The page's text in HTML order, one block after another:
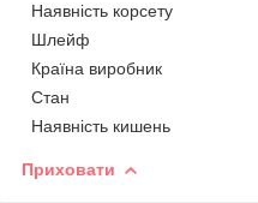
Наявність корсету
Шлейф
Країна виробник
Стан
Наявність кишень
Приховати